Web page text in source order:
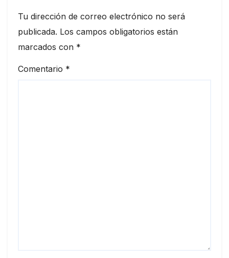
Tu dirección de correo electrónico no será
publicada. Los campos obligatorios están
marcados con *
Comentario *